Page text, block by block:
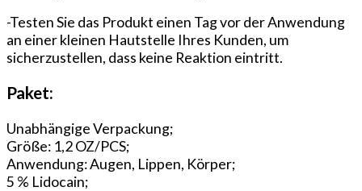
-Testen Sie das Produkt einen Tag vor der Anwendung
an einer kleinen Hautstelle Ihres Kunden, um
sicherzustellen, dass keine Reaktion eintritt.
Paket:
Unabhängige Verpackung;
Größe: 1,2 OZ/PCS;
Anwendung: Augen, Lippen, Körper;
5 % Lidocain;